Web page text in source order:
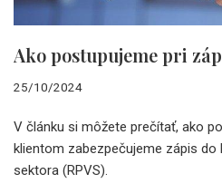
Ako postupujeme pri
25/10/2024
V článku si môžete prečítať, ako
klientom zabezpečujeme zápis do
sektora (RPVS).